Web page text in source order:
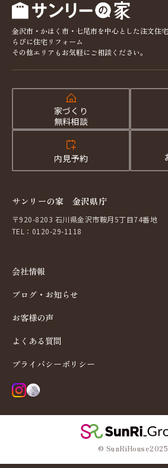
金沢市・かほく市・七尾市を中心とした注文住
らびに住宅リフォーム
その他エリアもお気軽にご相談ください。
家づくり
無料相談
内見予約
サンリーの家 金沢県庁
〒920-8203 石川県金沢市鞍月5丁目74番地
TEL：0120-29-1118
会社情報
ブログ・お知らせ
お客様の声
よくある質問
プライバシーポリシー
© SunRiHouse2025